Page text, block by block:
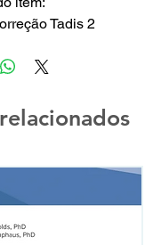
Tadis 2